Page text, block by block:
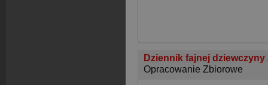
Dziennik fajnej dziewczyny
Opracowanie Zbiorowe